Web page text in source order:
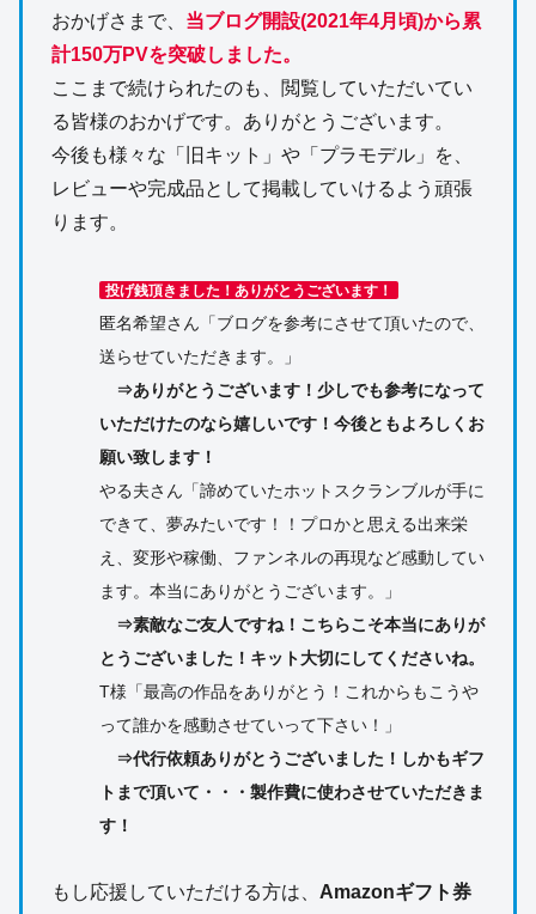
おかげさまで、 当ブログ開設(2021年4月頃)から累
計150万PVを突破しました。
ここまで続けられたのも、閲覧していただいてい
る皆様のおかげです。ありがとうございます。
今後も様々な「旧キット」や「プラモデル」を、
レビューや完成品として掲載していけるよう頑張
ります。
投げ銭頂きました！ありがとうございます！
匿名希望さん「ブログを参考にさせて頂いたので、
送らせていただきます。」
⇒ありがとうございます！少しでも参考になって
いただけたのなら嬉しいです！今後ともよろしくお
願い致します！
やる夫さん「諦めていたホットスクランブルが手に
できて、夢みたいです！！プロかと思える出来栄
え、変形や稼働、ファンネルの再現など感動してい
ます。本当にありがとうございます。」
⇒素敵なご友人ですね！こちらこそ本当にありが
とうございました！キット大切にしてくださいね。
T様「最高の作品をありがとう！これからもこうや
って誰かを感動させていって下さい！」
⇒代行依頼ありがとうございました！しかもギフ
トまで頂いて・・・製作費に使わさせていただきま
す！
もし応援していただける方は、 Amazonギフト券